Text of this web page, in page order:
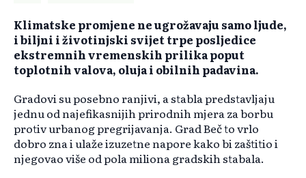
Klimatske promjene ne ugrožavaju samo ljude,
i biljni i životinjski svijet trpe posljedice
ekstremnih vremenskih prilika poput
toplotnih valova, oluja i obilnih padavina.
Gradovi su posebno ranjivi, a stabla predstavljaju
jednu od najefikasnijih prirodnih mjera za borbu
protiv urbanog pregrijavanja. Grad Beč to vrlo
dobro zna i ulaže izuzetne napore kako bi zaštitio i
njegovao više od pola miliona gradskih stabala.